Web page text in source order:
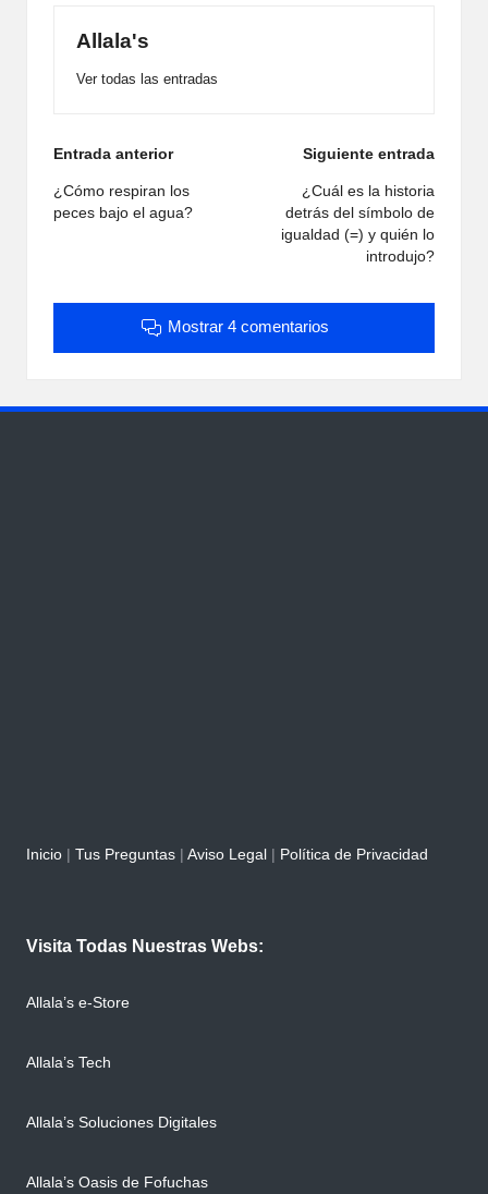
Allala's
Ver todas las entradas
Navegación
de
entradas
Entrada anterior
¿Cómo respiran los
peces bajo el agua?
Siguiente entrada
¿Cuál es la historia
detrás del símbolo de
igualdad (=) y quién lo
introdujo?
Mostrar 4 comentarios
Inicio | Tus Preguntas | Aviso Legal | Política de Privacidad
Visita Todas Nuestras Webs:
Allala’s e-Store
Allala’s Tech
Allala’s Soluciones Digitales
Allala’s Oasis de Fofuchas